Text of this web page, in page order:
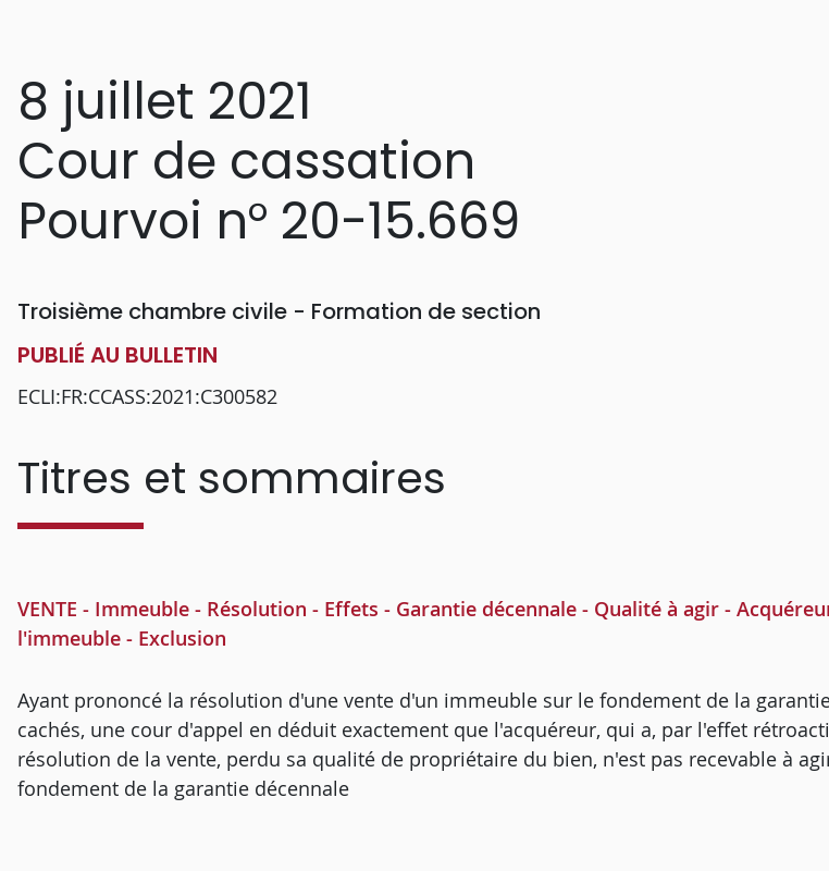
8 juillet 2021
Cour de cassation
Pourvoi n° 20-15.669
Troisième chambre civile - Formation de section
PUBLIÉ AU BULLETIN
ECLI:FR:CCASS:2021:C300582
Titres et sommaires
VENTE - Immeuble - Résolution - Effets - Garantie décennale - Qualité à agir -
l'immeuble - Exclusion
Ayant prononcé la résolution d'une vente d'un immeuble sur le fondement de la
cachés, une cour d'appel en déduit exactement que l'acquéreur, qui a, par l'effet
résolution de la vente, perdu sa qualité de propriétaire du bien, n'est pas recevable à
fondement de la garantie décennale